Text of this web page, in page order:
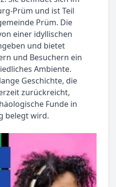
Prüm und ist Teil
Prüm. Die
einer idyllischen
und bietet
und Besuchern ein
Ambiente.
Geschichte, die
zurückreicht,
Funde in
belegt wird.